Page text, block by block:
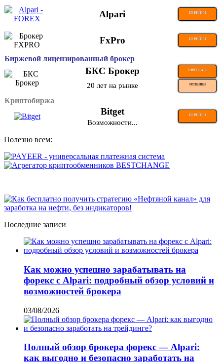
Alpari ПЕРЕЙТИ
FxPro ПЕРЕЙТИ
Биржевой лицензированный брокер
БКС Брокер ТОРГОВАТЬ
20 лет на рынке ОТЗЫВЫ
Криптобиржа
Bitget ПЕРЕЙТИ
Возможности...
Полезно всем:
Последние записи
Как можно успешно зарабатывать на
форекс с Alpari: подробный обзор условий и
возможностей брокера
03/08/2026
Полный обзор брокера форекс — Alpari:
как выгодно и безопасно заработать на